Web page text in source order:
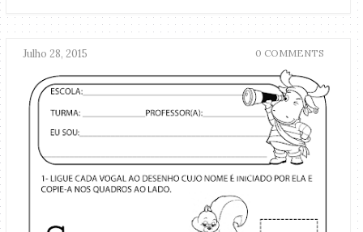
Julho 28, 2015 0 COMMENTS